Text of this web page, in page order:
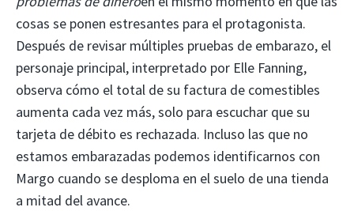
cosas se ponen estresantes para el protagonista.
Después de revisar múltiples pruebas de embarazo, el
personaje principal, interpretado por Elle Fanning,
observa cómo el total de su factura de comestibles
aumenta cada vez más, solo para escuchar que su
tarjeta de débito es rechazada. Incluso las que no
estamos embarazadas podemos identificarnos con
Margo cuando se desploma en el suelo de una tienda
a mitad del avance.